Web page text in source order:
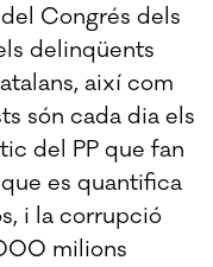
Congrés dels
delinqüents
així com
són cada dia els
del PP que fan
es quantifica
i la corrupció
milions